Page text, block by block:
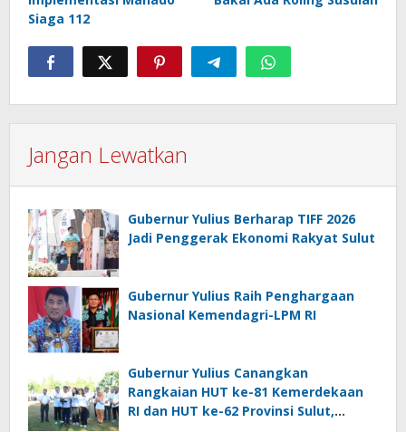
Siaga 112
Jangan Lewatkan
Gubernur Yulius Berharap TIFF 2026
Jadi Penggerak Ekonomi Rakyat Sulut
Gubernur Yulius Raih Penghargaan
Nasional Kemendagri-LPM RI
Gubernur Yulius Canangkan
Rangkaian HUT ke-81 Kemerdekaan
RI dan HUT ke-62 Provinsi Sulut,